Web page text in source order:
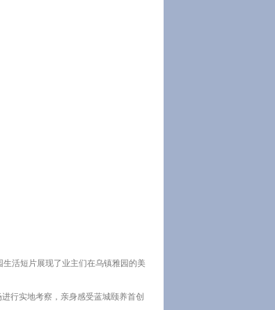
活短片展现了业主们在乌镇雅园的美
行实地考察，亲身感受蓝城颐养首创